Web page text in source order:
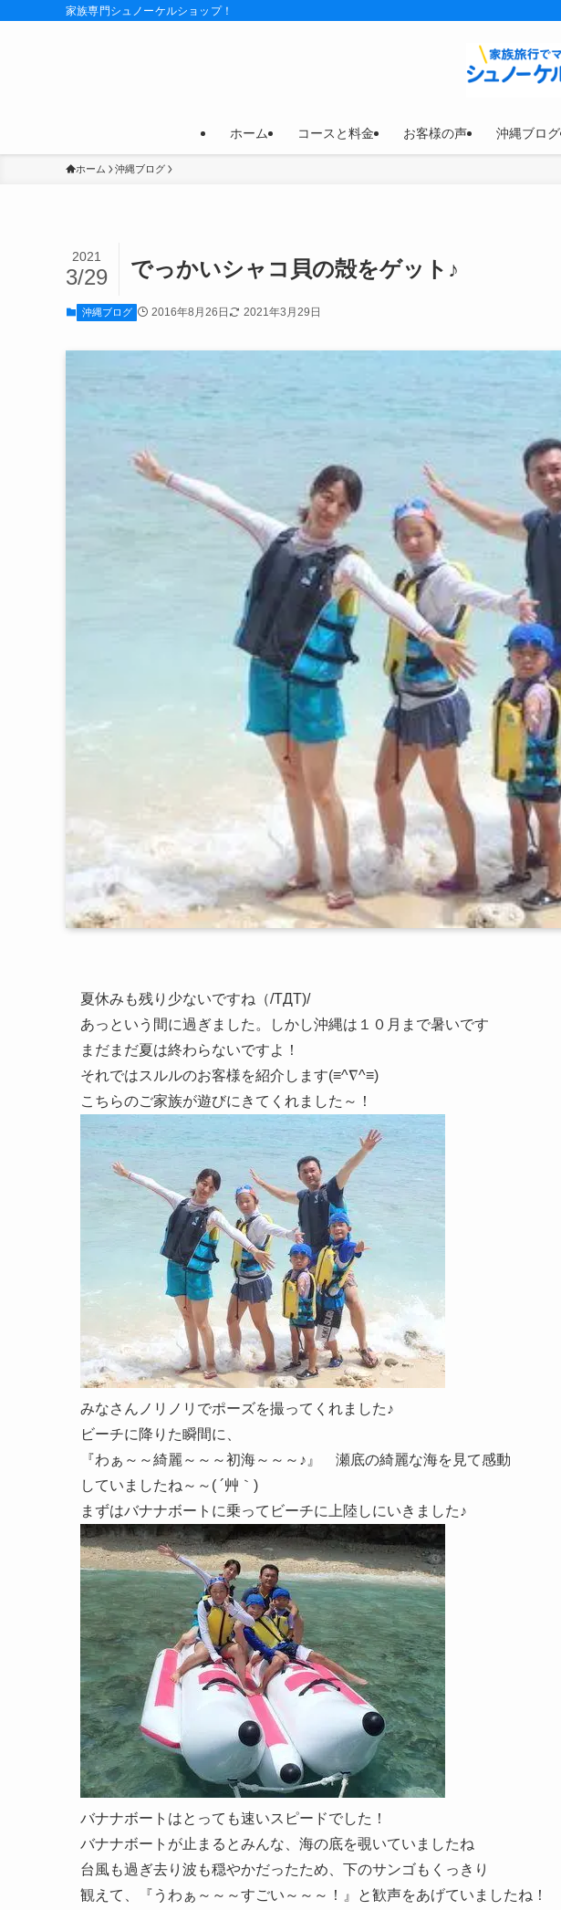
家族専門シュノーケルショップ！
ホーム コースと料金 お客様の声 沖縄ブログ
ホーム 沖縄ブログ
でっかいシャコ貝の殻をゲット♪
2021
3/29
沖縄ブログ 2016年8月26日 2021年3月29日
夏休みも残り少ないですね（/TДT)/
あっという間に過ぎました。しかし沖縄は１０月まで暑いです
まだまだ夏は終わらないですよ！
それではスルルのお客様を紹介します(≡^∇^≡)
こちらのご家族が遊びにきてくれました～！
みなさんノリノリでポーズを撮ってくれました♪
ビーチに降りた瞬間に、
『わぁ～～綺麗～～～初海～～～♪』 瀬底の綺麗な海を見て感動
していましたね～～( ´艸｀)
まずはバナナボートに乗ってビーチに上陸しにいきました♪
バナナボートはとっても速いスピードでした！
バナナボートが止まるとみんな、海の底を覗いていましたね
台風も過ぎ去り波も穏やかだったため、下のサンゴもくっきり
観えて、『うわぁ～～～すごい～～～！』と歓声をあげていましたね！